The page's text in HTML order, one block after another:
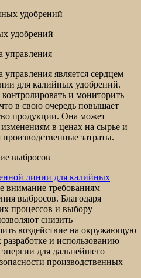
удобрений
управления
является сердцем
для калийных удобрений.
и мониторить
в свою очередь повышает
продукции. Она может
в ценах на сырье и
затраты.
выбросов
линии для калийных
внимание требованиям
выбросов. Благодаря
процессов и выбору
снизить
воздействие на окружающую
и использованию
для дальнейшего
производственных